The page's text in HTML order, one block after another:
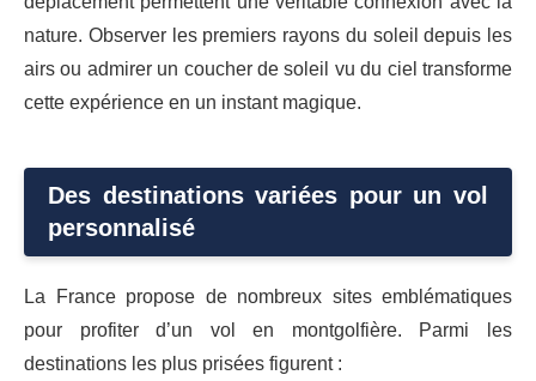
nature. Observer les premiers rayons du soleil depuis les
airs ou admirer un coucher de soleil vu du ciel transforme
cette expérience en un instant magique.
Des destinations variées pour un vol
personnalisé
La France propose de nombreux sites emblématiques
pour profiter d’un vol en montgolfière. Parmi les
destinations les plus prisées figurent :